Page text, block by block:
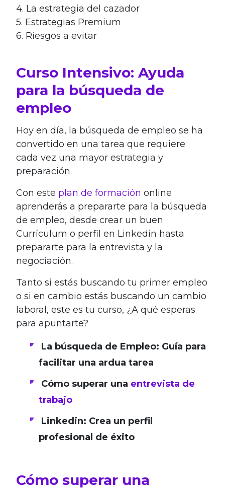
4. La estrategia del cazador
5. Estrategias Premium
6. Riesgos a evitar
Curso Intensivo: Ayuda
para la búsqueda de
empleo
Hoy en día, la búsqueda de empleo se ha
convertido en una tarea que requiere
cada vez una mayor estrategia y
preparación.
Con este plan de formación online
aprenderás a prepararte para la búsqueda
de empleo, desde crear un buen
Currículum o perfil en Linkedin hasta
prepararte para la entrevista y la
negociación.
Tanto si estás buscando tu primer empleo
o si en cambio estás buscando un cambio
laboral, este es tu curso, ¿A qué esperas
para apuntarte?
La búsqueda de Empleo: Guía para
facilitar una ardua tarea
Cómo superar una entrevista de
trabajo
Linkedin: Crea un perfil
profesional de éxito
Cómo superar una